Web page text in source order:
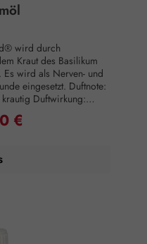
wird durch
Kraut des Basilikum
wird als Nerven- und
Duftnote:
der Haut
ohne Zusätze.
€